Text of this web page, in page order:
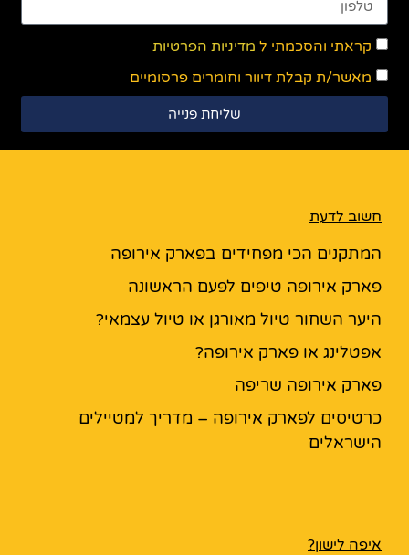
קראתי והסכמתי ל מדיניות הפרטיות
מאשר/ת קבלת דיוור וחומרים פרסומיים
שליחת פנייה
חשוב לדעת
המתקנים הכי מפחידים בפארק אירופה
פארק אירופה טיפים לפעם הראשונה
היער השחור טיול מאורגן או טיול עצמאי?
אפטלינג או פארק אירופה?
פארק אירופה שריפה
כרטיסים לפארק אירופה – מדריך למטיילים
הישראלים
איפה לישון?